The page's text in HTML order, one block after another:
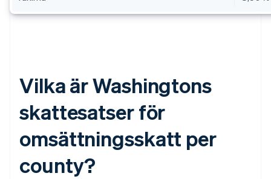
Vilka är Washingtons
skattesatser för
omsättningsskatt per
county?